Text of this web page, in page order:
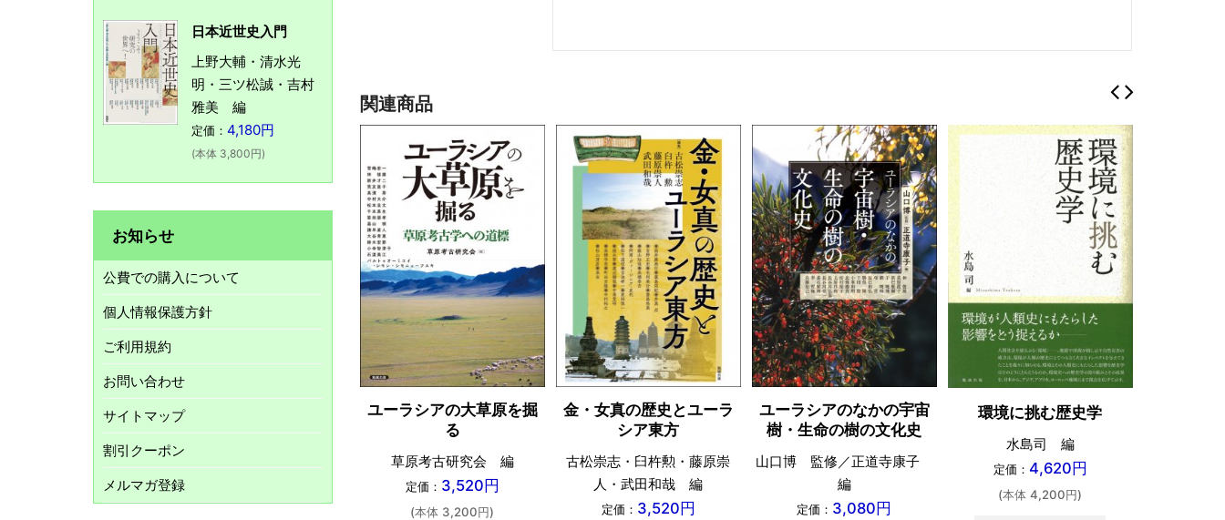
関連商品
ユーラシアの大草原を掘
る
草原考古研究会 編
定価： 3,520円
(本体 3,200円)
金・女真の歴史とユーラ
シア東方
古松崇志・臼杵勲・藤原崇
人・武田和哉 編
定価： 3,520円
ユーラシアのなかの宇宙
樹・生命の樹の文化史
山口博 監修／正道寺康子
編
定価： 3,080円
環境に挑む歴史学
水島司 編
定価： 4,620円
(本体 4,200円)
日本近世史入門
上野大輔・清水光
明・三ツ松誠・吉村
雅美 編
定価： 4,180円
(本体 3,800円)
お知らせ
公費での購入について
個人情報保護方針
ご利用規約
お問い合わせ
サイトマップ
割引クーポン
メルマガ登録